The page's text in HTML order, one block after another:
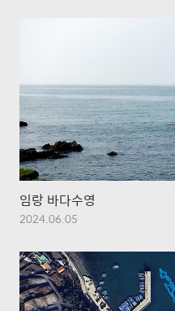
임랑 바다수영
2024.06.05